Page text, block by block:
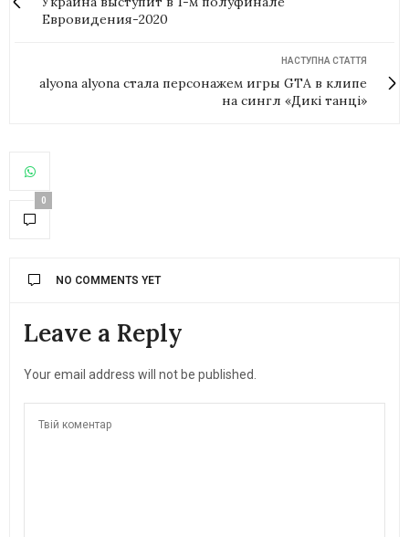
Евровидения-2020
НАСТУПНА СТАТТЯ
alyona alyona стала персонажем игры GTA в клипе
на сингл «Дикі танці»
0
NO COMMENTS YET
Leave a Reply
Your email address will not be published.